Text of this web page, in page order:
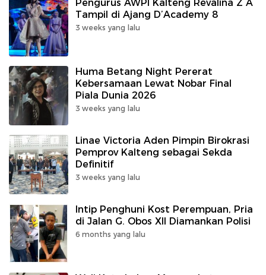
Pengurus AWPI Kalteng Revalina Z A
Tampil di Ajang D’Academy 8
3 weeks yang lalu
Huma Betang Night Pererat
Kebersamaan Lewat Nobar Final
Piala Dunia 2026
3 weeks yang lalu
Linae Victoria Aden Pimpin Birokrasi
Pemprov Kalteng sebagai Sekda
Definitif
3 weeks yang lalu
Intip Penghuni Kost Perempuan, Pria
di Jalan G. Obos XII Diamankan Polisi
6 months yang lalu